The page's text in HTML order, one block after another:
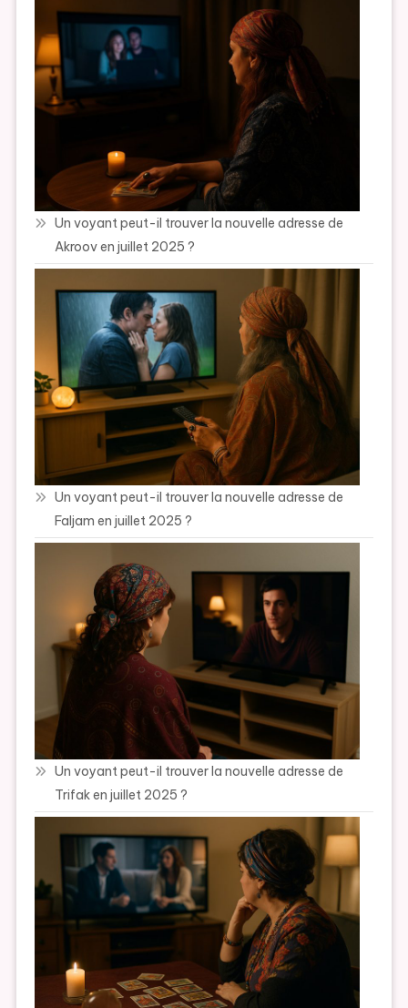
Un voyant peut-il trouver la nouvelle adresse de
Akroov en juillet 2025 ?
Un voyant peut-il trouver la nouvelle adresse de
Faljam en juillet 2025 ?
Un voyant peut-il trouver la nouvelle adresse de
Trifak en juillet 2025 ?